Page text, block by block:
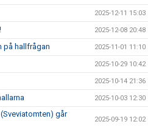
2025-12-11 15:03
2025-12-08 20:48
på hallfrågan 2025-11-01 11:10
2025-10-29 10:42
2025-10-14 21:36
2025-10-03 12:30
går
2025-09-19 12:02